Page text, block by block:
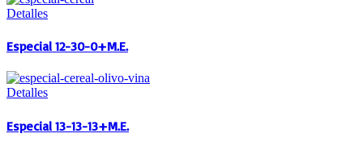
Detalles
Especial 12-30-0+M.E.
Detalles
Especial 13-13-13+M.E.